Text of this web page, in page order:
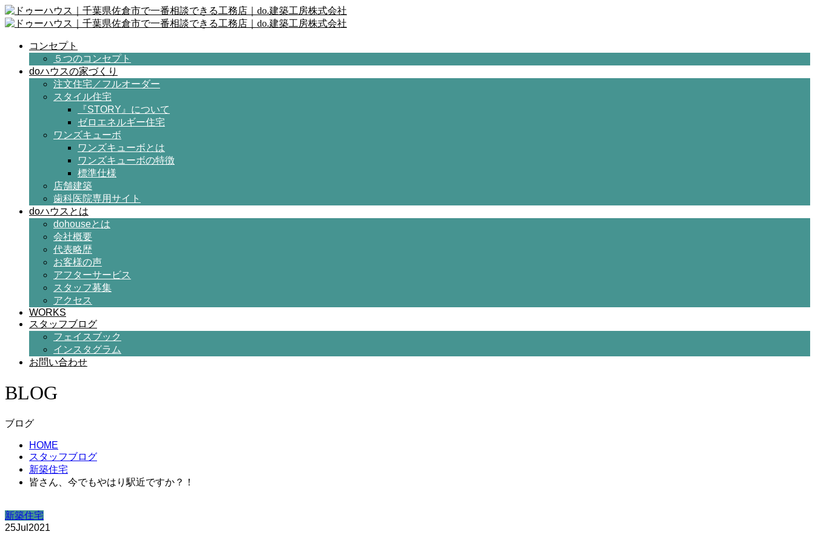
コンセプト
５つのコンセプト
doハウスの家づくり
注文住宅／フルオーダー
スタイル住宅
『STORY』について
ゼロエネルギー住宅
ワンズキューボ
ワンズキューボとは
ワンズキューボの特徴
標準仕様
店舗建築
歯科医院専用サイト
doハウスとは
dohouseとは
会社概要
代表略歴
お客様の声
アフターサービス
スタッフ募集
アクセス
WORKS
スタッフブログ
フェイスブック
インスタグラム
お問い合わせ
BLOG
ブログ
HOME
スタッフブログ
新築住宅
皆さん、今でもやはり駅近ですか？！
新築住宅
25Jul 2021